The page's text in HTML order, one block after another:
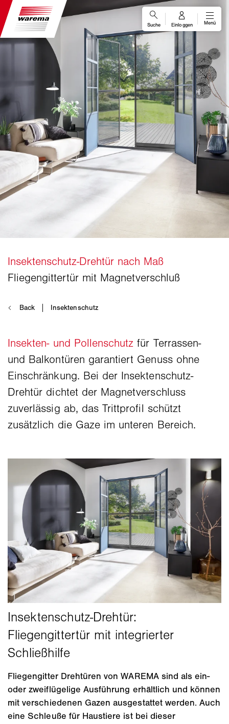
Insekten- und Pollenschutz für Terrassen-
und Balkontüren garantiert Genuss ohne
Einschränkung. Bei der Insektenschutz-
Drehtür dichtet der Magnetverschluss
zuverlässig ab, das Trittprofil schützt
zusätzlich die Gaze im unteren Bereich.
Fliegengitter Drehtüren von WAREMA sind als ein-
oder zweiflügelige Ausführung erhältlich und können
mit verschiedenen Gazen ausgestattet werden. Auch
eine Schleuße für Haustiere ist bei dieser